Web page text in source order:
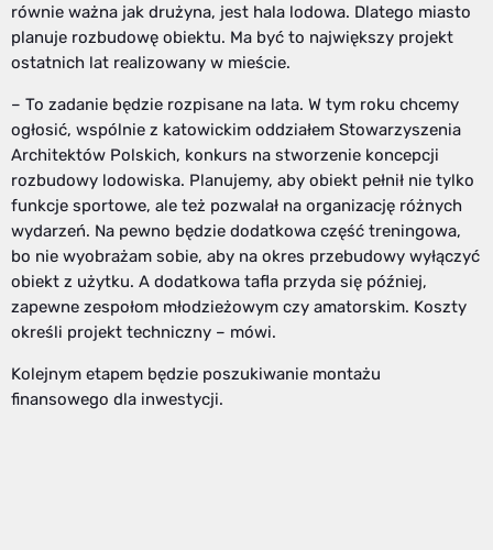
równie ważna jak drużyna, jest hala lodowa. Dlatego miasto
planuje rozbudowę obiektu. Ma być to największy projekt
ostatnich lat realizowany w mieście.
– To zadanie będzie rozpisane na lata. W tym roku chcemy
ogłosić, wspólnie z katowickim oddziałem Stowarzyszenia
Architektów Polskich, konkurs na stworzenie koncepcji
rozbudowy lodowiska. Planujemy, aby obiekt pełnił nie tylko
funkcje sportowe, ale też pozwalał na organizację różnych
wydarzeń. Na pewno będzie dodatkowa część treningowa,
bo nie wyobrażam sobie, aby na okres przebudowy wyłączyć
obiekt z użytku. A dodatkowa tafla przyda się później,
zapewne zespołom młodzieżowym czy amatorskim. Koszty
określi projekt techniczny – mówi.
Kolejnym etapem będzie poszukiwanie montażu
finansowego dla inwestycji.